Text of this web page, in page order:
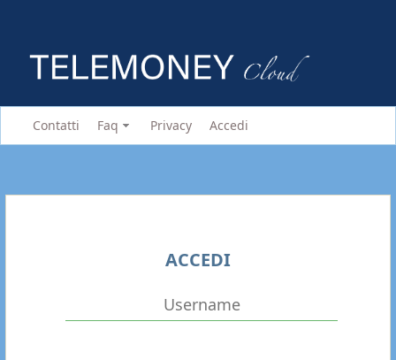
Contatti Faq Privacy Accedi
ACCEDI